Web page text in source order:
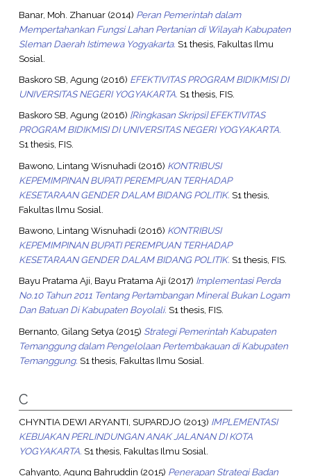
Banar, Moh. Zhanuar(2014) Peran Pemerintah dalam
Mempertahankan Fungsi Lahan Pertanian di Wilayah Kabupaten
Sleman Daerah Istimewa Yogyakarta. S1 thesis, Fakultas Ilmu
Sosial.
Baskoro SB, Agung (2016) EFEKTIVITAS PROGRAM BIDIKMISI DI
UNIVERSITAS NEGERI YOGYAKARTA. S1 thesis, FIS.
Baskoro SB, Agung (2016) [Ringkasan Skripsi] EFEKTIVITAS
PROGRAM BIDIKMISI DI UNIVERSITAS NEGERI YOGYAKARTA.
S1 thesis, FIS.
Bawono, Lintang Wisnuhadi (2016) KONTRIBUSI
KEPEMIMPINAN BUPATI PEREMPUAN TERHADAP
KESETARAAN GENDER DALAM BIDANG POLITIK. S1 thesis,
Fakultas Ilmu Sosial.
Bawono, Lintang Wisnuhadi (2016) KONTRIBUSI
KEPEMIMPINAN BUPATI PEREMPUAN TERHADAP
KESETARAAN GENDER DALAM BIDANG POLITIK. S1 thesis, FIS.
Bayu Pratama Aji, Bayu Pratama Aji (2017) Implementasi Perda
No.10 Tahun 2011 Tentang Pertambangan Mineral Bukan Logam
Dan Batuan Di Kabupaten Boyolali. S1 thesis, FIS.
Bernanto, Gilang Setya (2015) Strategi Pemerintah Kabupaten
Temanggung dalam Pengelolaan Pertembakauan di Kabupaten
Temanggung. S1 thesis, Fakultas Ilmu Sosial.
C
CHYNTIA DEWI ARYANTI, SUPARDJO (2013) IMPLEMENTASI
KEBIJAKAN PERLINDUNGAN ANAK JALANAN DI KOTA
YOGYAKARTA. S1 thesis, Fakultas Ilmu Sosial.
Cahyanto, Agung Bahruddin (2015) Penerapan Strategi Badan